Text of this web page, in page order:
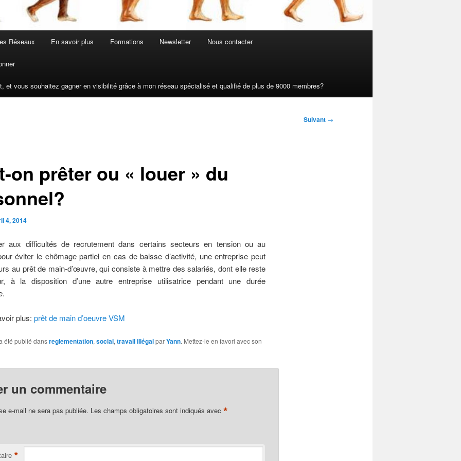
Réseaux En savoir plus Formations Newsletter Nous contacter
et vous souhaitez gagner en visibilité grâce à mon réseau spécialisé et qualifié de plus de 9000 membres?
Suivant →
on prêter ou « louer » du
4, 2014
aux difficultés de recrutement dans certains secteurs en tension ou au
éviter le chômage partiel en cas de baisse d’activité, une entreprise peut
au prêt de main-d’œuvre, qui consiste à mettre des salariés, dont elle reste
à la disposition d’une autre entreprise utilisatrice pendant une durée
plus: prêt de main d’oeuvre VSM
été publié dansreglementation, social, travail illégalparYann. Mettez-le en favori avec son
un commentaire
e-mail ne sera pas publiée. Les champs obligatoires sont indiqués avec *
*